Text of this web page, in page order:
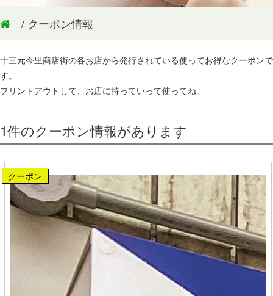
/ クーポン情報
十三元今里商店街の各お店から発行されている使ってお得なクーポンで
す。
プリントアウトして、お店に持っていって使ってね。
1件のクーポン情報があります
クーポン